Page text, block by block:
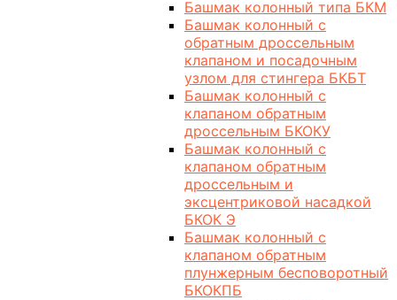
Башмак колонный типа БКМ
Башмак колонный с
обратным дроссельным
клапаном и посадочным
узлом для стингера БКБТ
Башмак колонный с
клапаном обратным
дроссельным БКОКУ
Башмак колонный с
клапаном обратным
дроссельным и
эксцентриковой насадкой
БКОК Э
Башмак колонный с
клапаном обратным
плунжерным бесповоротный
БКОКПБ